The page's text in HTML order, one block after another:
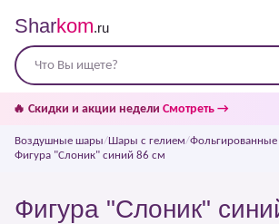
Sharkom.ru
🔥 Скидки и акции недели Смотреть →
Воздушные шары/Шары с гелием/
Фигура "Слоник" синий 86 см
Фигура "Слоник"